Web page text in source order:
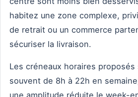
habitez une zone complexe,
de retrait ou un commerce
sécuriser la livraison.
Les créneaux horaires proposés
souvent de 8h à 22h en
une amplitude réduite le week-